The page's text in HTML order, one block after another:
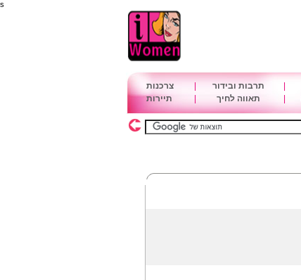
s
תרבות ובידור
צרכנות
תאווה לחיך תיירות